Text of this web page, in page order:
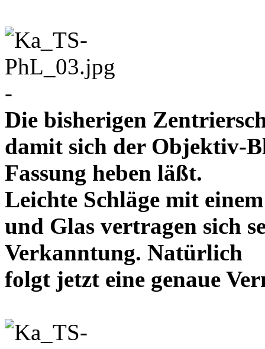
-
Die bisherigen
damit sich der Objektiv-
Fassung heben läßt.
Leichte Schläge mit
und Glas vertragen sich
Verkanntung. Natürlich
folgt jetzt eine genaue